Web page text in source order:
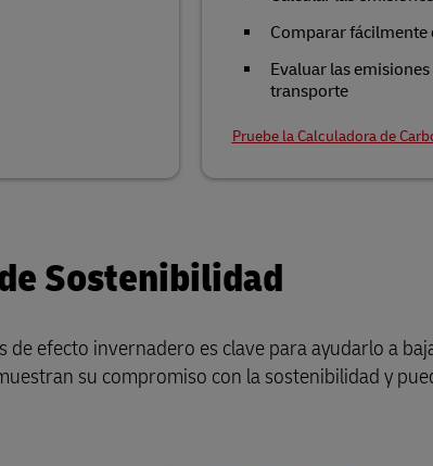
Comparar fácilmente
Evaluar las
transporte
Pruebe la Calculadora de
Sostenibilidad
efecto invernadero es clave para ayudarlo a
su compromiso con la sostenibilidad y